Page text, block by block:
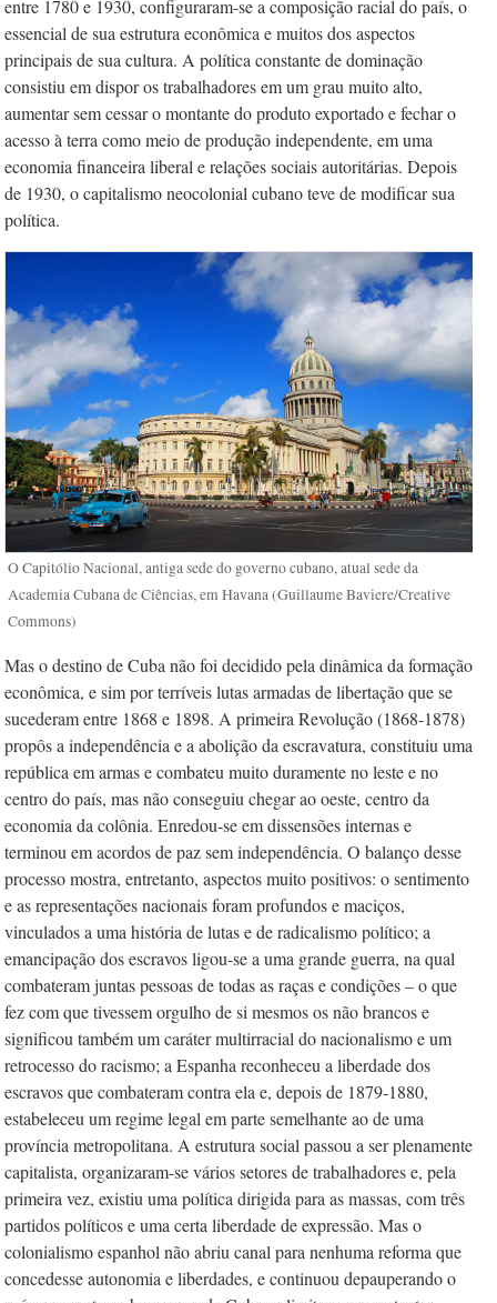
entre 1780 e 1930, configuraram-se a composição racial do país, o
essencial de sua estrutura econômica e muitos dos aspectos
principais de sua cultura. A política constante de dominação
consistiu em dispor os trabalhadores em um grau muito alto,
aumentar sem cessar o montante do produto exportado e fechar o
acesso à terra como meio de produção independente, em uma
economia financeira liberal e relações sociais autoritárias. Depois
de 1930, o capitalismo neocolonial cubano teve de modificar sua
política.
O Capitólio Nacional, antiga sede do governo cubano, atual sede da
Academia Cubana de Ciências, em Havana (Guillaume Baviere/Creative
Commons)
Mas o destino de Cuba não foi decidido pela dinâmica da formação
econômica, e sim por terríveis lutas armadas de libertação que se
sucederam entre 1868 e 1898. A primeira Revolução (1868-1878)
propôs a independência e a abolição da escravatura, constituiu uma
república em armas e combateu muito duramente no leste e no
centro do país, mas não conseguiu chegar ao oeste, centro da
economia da colônia. Enredou-se em dissensões internas e
terminou em acordos de paz sem independência. O balanço desse
processo mostra, entretanto, aspectos muito positivos: o sentimento
e as representações nacionais foram profundos e maciços,
vinculados a uma história de lutas e de radicalismo político; a
emancipação dos escravos ligou-se a uma grande guerra, na qual
combateram juntas pessoas de todas as raças e condições – o que
fez com que tivessem orgulho de si mesmos os não brancos e
significou também um caráter multirracial do nacionalismo e um
retrocesso do racismo; a Espanha reconheceu a liberdade dos
escravos que combateram contra ela e, depois de 1879-1880,
estabeleceu um regime legal em parte semelhante ao de uma
província metropolitana. A estrutura social passou a ser plenamente
capitalista, organizaram-se vários setores de trabalhadores e, pela
primeira vez, existiu uma política dirigida para as massas, com três
partidos políticos e uma certa liberdade de expressão. Mas o
colonialismo espanhol não abriu canal para nenhuma reforma que
concedesse autonomia e liberdades, e continuou depauperando o